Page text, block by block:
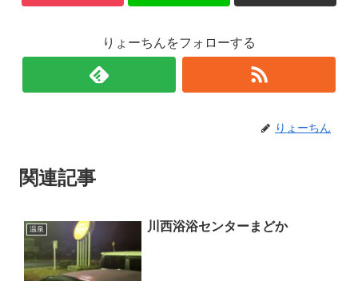
りょーちんをフォローする
りょーちん
関連記事
温泉 川西浴浴センターまどか